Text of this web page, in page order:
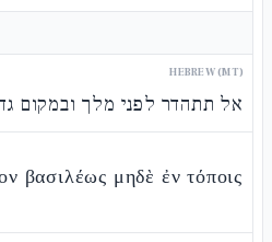
HEBREW (MT)
אל תתהדר לפני מלך ובמקום
βασιλέως μηδὲ ἐν τόποις